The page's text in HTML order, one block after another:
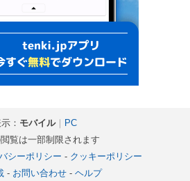
： モバイル｜ PC
覧は一部制限されます
シーポリシー - クッキーポリシー
- お問い合わせ- ヘルプ